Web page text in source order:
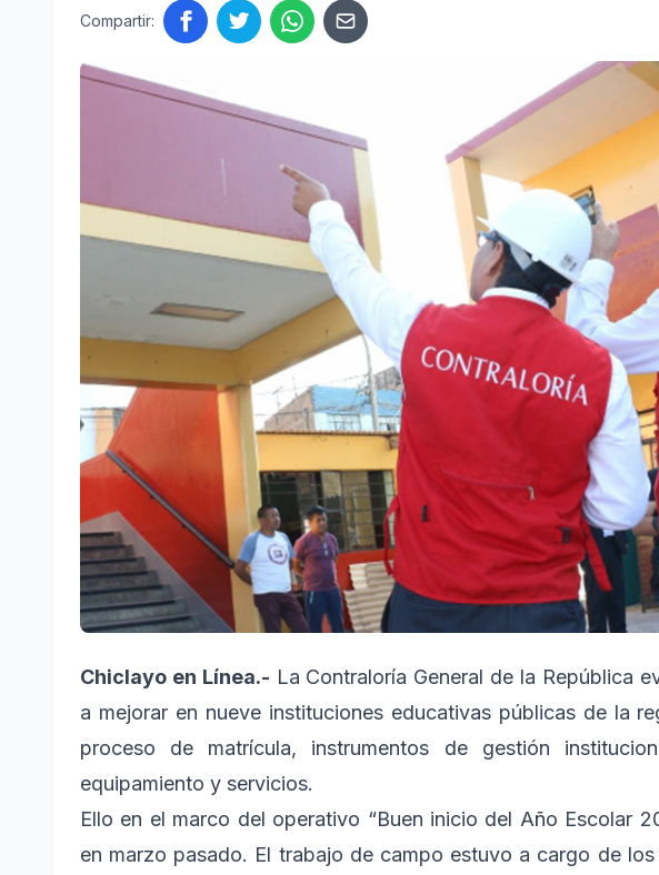
Compartir:
Chiclayo en Línea.- La Contraloría General de la República
a mejorar en nueve instituciones educativas públicas de la
proceso de matrícula, instrumentos de gestión
equipamiento y servicios.
Ello en el marco del operativo “Buen inicio del Año Escolar
en marzo pasado. El trabajo de campo estuvo a cargo de